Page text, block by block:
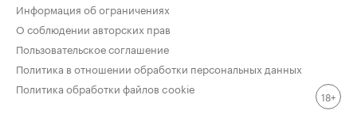
Информация об ограничениях
О соблюдении авторских прав
Пользовательское соглашение
Политика в отношении обработки персональных данных
Политика обработки файлов cookie
18+